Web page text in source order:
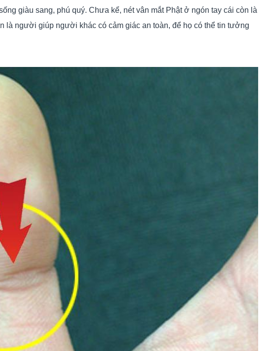
giàu sang, phú quý. Chưa kể, nét vân mắt Phật ở ngón tay cái còn là
là người giúp người khác có cảm giác an toàn, để họ có thể tin tưởng